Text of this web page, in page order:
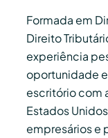
Formada em
Direito
experiência
oportunidade
escritório com
Estados
empresários e